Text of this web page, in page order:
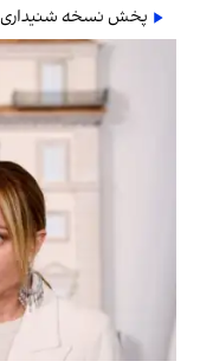
پخش نسخه شنیداری